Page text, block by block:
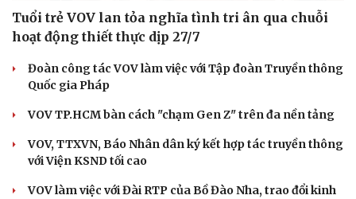
Tuổi trẻ VOV lan tỏa nghĩa tình tri ân qua chuỗi
hoạt động thiết thực dịp 27/7
Đoàn công tác VOV làm việc với Tập đoàn Truyền thông
Quốc gia Pháp
VOV TP.HCM bàn cách "chạm Gen Z" trên đa nền tảng
VOV, TTXVN, Báo Nhân dân ký kết hợp tác truyền thông
với Viện KSND tối cao
VOV làm việc với Đài RTP của Bồ Đào Nha, trao đổi kinh